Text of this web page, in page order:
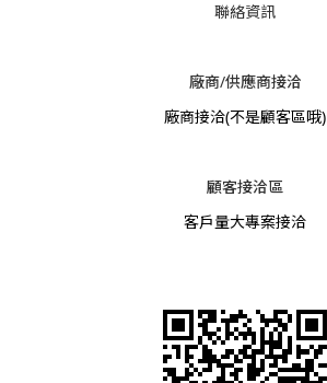
聯絡資訊
廠商/供應商接洽
廠商接洽(不是顧客區哦)
顧客接洽區
客戶量大專案接洽